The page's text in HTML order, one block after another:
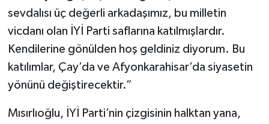
sevdalısı üç değerli arkadaşımız, bu milletin
vicdanı olan İYİ Parti saflarına katılmışlardır.
Kendilerine gönülden hoş geldiniz diyorum. Bu
katılımlar, Çay’da ve Afyonkarahisar’da siyasetin
yönünü değiştirecektir.”
Mısırlıoğlu, İYİ Parti’nin çizgisinin halktan yana,